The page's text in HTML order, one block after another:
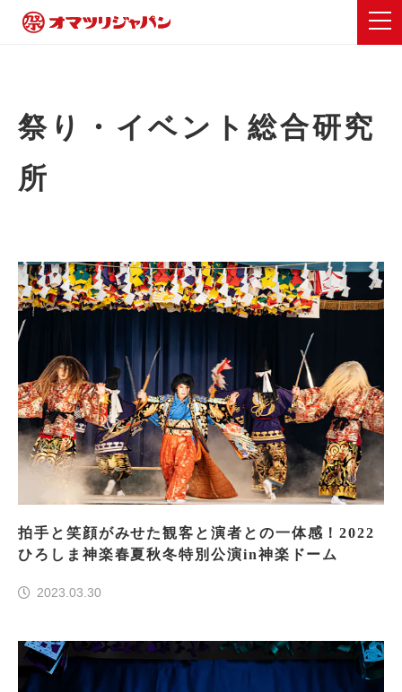
祭り・イベント総合研究
所
拍手と笑顔がみせた観客と演者との一体感！2022
ひろしま神楽春夏秋冬特別公演in神楽ドーム
2023.03.30